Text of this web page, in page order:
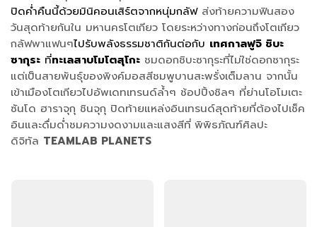
ปิดค่ำคืนนี้ด้วยมินิคอนเสิร์ตจากหนุ่มกลัฟ ส่งท้ายความฟินสอง
วันสุดท้ายกันใน มหานครโตเกียว โดยระหว่างทางก่อนถึงโตเกียว
กลัฟพาแฟนๆไปรับพลังธรรมชาติกันต่อกับ เทศกาลฟูจิ ชิบะ
ซากุระ ที่ทะเลสาบโมโตสุโกะ ชมดอกชิบะซากุระที่ไม่ใช่ดอกซากุระ
แต่เป็นสายพันธุ์ของพิงค์มอสสีชมพูบานสะพรั่งเต็มลาน จากนั้น
เข้าเมืองโตเกียวไปอัพเดทเทรนด์ล้ำๆ ช้อปปิ้งชิลๆ ที่ย่านโอโมเตะ
ซันโด ฮาราจุกุ ชินจุกุ ปิดท้ายแหล่งอินเทรนด์สุดท้ายที่ต้องไปเช็ค
อินและดื่มด่ำชมความงดงามและแสงสีที่ พิพิธภัณฑ์ศิลปะ
ดิจิทัล TEAMLAB PLANETS